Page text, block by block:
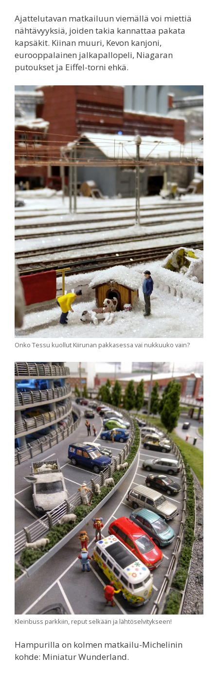
Ajattelutavan matkailuun viemällä voi miettiä
nähtävyyksiä, joiden takia kannattaa pakata
kapsäkit. Kiinan muuri, Kevon kanjoni,
eurooppalainen jalkapallopeli, Niagaran
putoukset ja Eiffel-torni ehkä.
Onko Tessu kuollut Kiirunan pakkasessa vai nukkuuko vain?
Kleinbuss parkkiin, reput selkään ja lähtöselvitykseen!
Hampurilla on kolmen matkailu-Michelinin
kohde: Miniatur Wunderland.